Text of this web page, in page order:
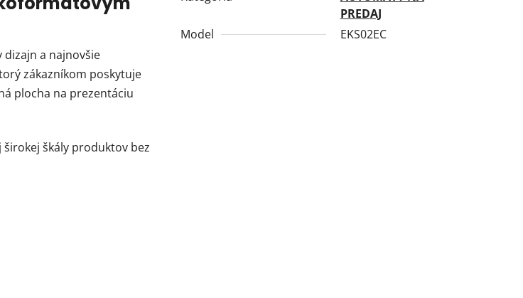
a najnovšie
zákazníkom poskytuje
plocha na prezentáciu
škály produktov bez
PREDAJ
Model
EKS02EC